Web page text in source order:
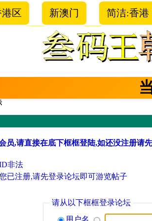
区 新澳门 简洁:香港
员,请直接在底下框框登陆,如还没注册请
非法
已注册,请先登录论坛即可游览帖子
请从以下框框登录论坛
用户名